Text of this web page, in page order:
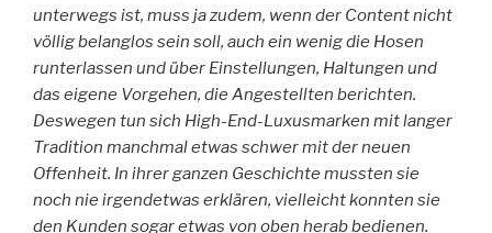
unterwegs ist, muss ja zudem, wenn der Content nicht
völlig belanglos sein soll, auch ein wenig die Hosen
runterlassen und über Einstellungen, Haltungen und
das eigene Vorgehen, die Angestellten berichten.
Deswegen tun sich High-End-Luxusmarken mit langer
Tradition manchmal etwas schwer mit der neuen
Offenheit. In ihrer ganzen Geschichte mussten sie
noch nie irgendetwas erklären, vielleicht konnten sie
den Kunden sogar etwas von oben herab bedienen.